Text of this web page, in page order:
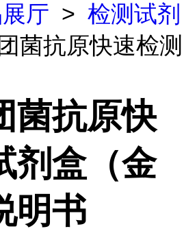
厅 > 检测试剂
菌抗原快速检测
菌抗原快
剂盒（金
明书